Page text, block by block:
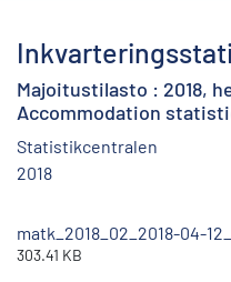
Majoitustilasto : 2018,
Accommodation
Statistikcentralen
2018
matk_2018_02_2018-04-
303.41 KB